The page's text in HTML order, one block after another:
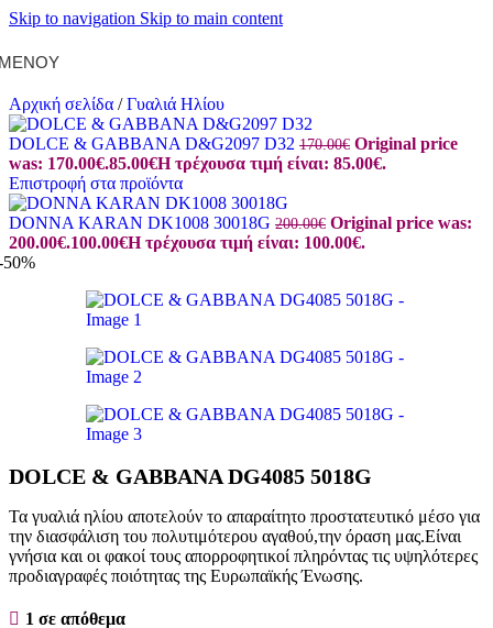
Skip to navigation Skip to main content
Αρχική σελίδα / Γυαλιά Ηλίου
DOLCE & GABBANA D&G2097 D32 170.00€ Original price
was: 170.00€.85.00€Η τρέχουσα τιμή είναι: 85.00€.
Επιστροφή στα προϊόντα
DONNA KARAN DK1008 30018G 200.00€ Original price was:
200.00€.100.00€Η τρέχουσα τιμή είναι: 100.00€.
50%
DOLCE & GABBANA DG4085 5018G
Τα γυαλιά ηλίου αποτελούν το απαραίτητο προστατευτικό μέσο για
την διασφάλιση του πολυτιμότερου αγαθού,την όραση μας.Είναι
γνήσια και οι φακοί τους απορροφητικοί πληρόντας τις υψηλότερες
προδιαγραφές ποιότητας της Ευρωπαϊκής Ένωσης.
1 σε απόθεμα